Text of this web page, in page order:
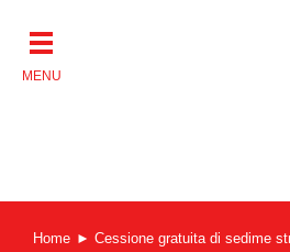
contenuto
Home Cessione gratuita di sedime